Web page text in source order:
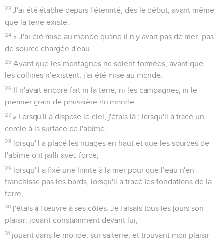
23 J'ai été établie depuis l'éternité, dès le début, avant même
que la terre existe.
24 » J'ai été mise au monde quand il n'y avait pas de mer, pas
de source chargée d'eau.
25 Avant que les montagnes ne soient formées, avant que
les collines n’existent, j'ai été mise au monde.
26 Il n'avait encore fait ni la terre, ni les campagnes, ni le
premier grain de poussière du monde.
27 » Lorsqu'il a disposé le ciel, j'étais là ; lorsqu'il a tracé un
cercle à la surface de l'abîme,
28 lorsqu'il a placé les nuages en haut et que les sources de
l'abîme ont jailli avec force,
29 lorsqu'il a fixé une limite à la mer pour que l’eau n'en
franchisse pas les bords, lorsqu'il a tracé les fondations de la
terre,
30 j'étais à l'œuvre à ses côtés. Je faisais tous les jours son
plaisir, jouant constamment devant lui,
31 jouant dans le monde, sur sa terre, et trouvant mon plaisir